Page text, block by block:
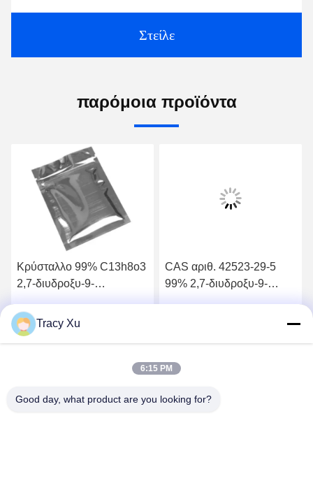
Στείλε
παρόμοια προϊόντα
Κρύσταλλο 99% C13h8o3
2,7-διυδροξυ-9-
CAS αριθ. 42523-29-5
99% 2,7-διυδροξυ-9-
Tracy Xu
6:15 PM
Good day, what product are you looking for?